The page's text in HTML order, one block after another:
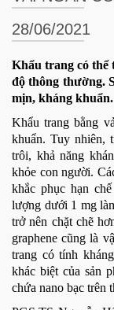
28/06/2021
Khẩu trang có thể
độ thông thường.
mịn, kháng khuẩn.
Khẩu trang bằng
khuẩn. Tuy nhiên,
trôi, khả năng
khỏe con người.
khắc phục hạn
lượng dưới 1 mg
trở nên chặt chẽ
graphene cũng là
trang có tính
khác biệt của sản
chứa nano bạc trên